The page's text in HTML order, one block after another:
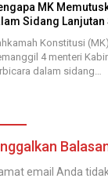
MK
Sidang
Konstitusi
4 menteri
dalam sidang…
email Anda